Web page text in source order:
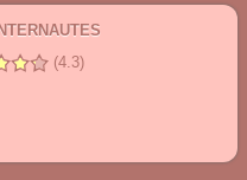
(4.3)